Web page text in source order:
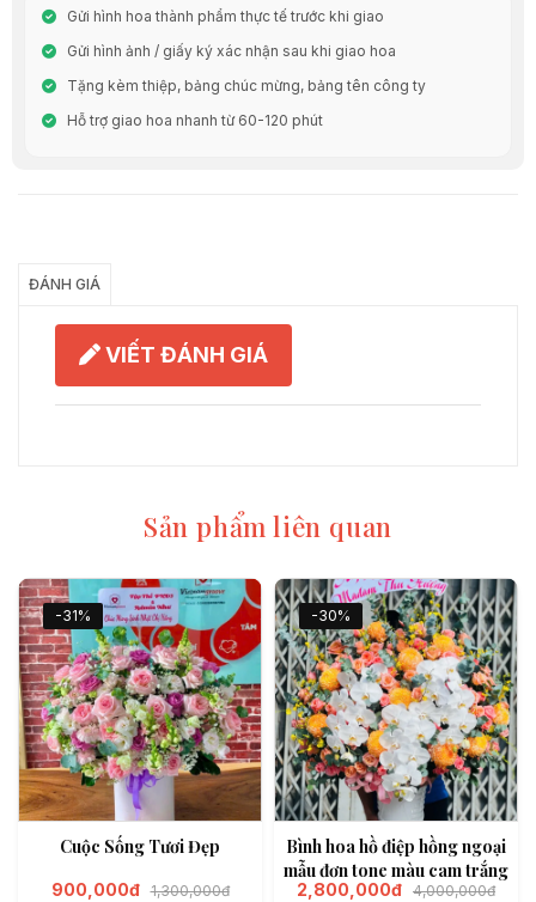
Gửi hình hoa thành phẩm thực tế trước khi giao
Gửi hình ảnh / giấy ký xác nhận sau khi giao hoa
Tặng kèm thiệp, bảng chúc mừng, bảng tên công ty
Hỗ trợ giao hoa nhanh từ 60-120 phút
ĐÁNH GIÁ
VIẾT ĐÁNH GIÁ
Sản phẩm liên quan
-31%
Cuộc Sống Tươi Đẹp
900,000đ 1,300,000đ
-30%
Bình hoa hồ điệp hồng ngoại
mẫu đơn tone màu cam trắng
2,800,000đ 4,000,000đ